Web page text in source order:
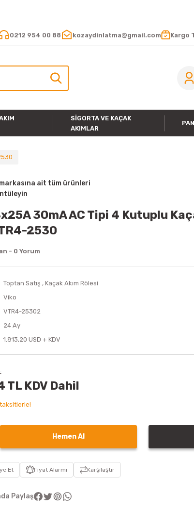
0212 954 00 88 kozaydinlatma@gmail.com Kargo
SIGORTA VE KAÇAK
AKIMLAR
ait tüm ürünleri
30mA AC Tipi 4 Kutuplu
2530
- 0 Yorum
Toptan Satış ,Kaçak Akım Rölesi
Viko
VTR4-25302
24 Ay
1.813,20 USD + KDV
TL KDV Dahil
Hemen Al
Et Fiyat Alarmı Karşılaştır
Paylaş